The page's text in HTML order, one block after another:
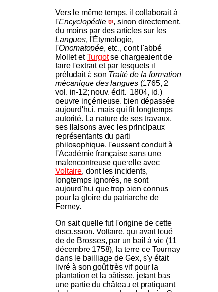
Vers le même temps, il collaborait à
l'Encyclopédie
, sinon directement,
du moins par des articles sur les
Langues, l'Étymologie,
l'Onomatopée, etc., dont l'abbé
Mollet etTurgotse chargeaient de
faire l'extrait et par lesquels il
préludait à son Traité de la formation
mécanique des langues (1765, 2
vol. in-12; nouv. édit., 1804, id.),
oeuvre ingénieuse, bien dépassée
aujourd'hui, mais qui fit longtemps
autorité. La nature de ses travaux,
ses liaisons avec les principaux
représentants du parti
philosophique, l'eussent conduit à
l'Académie française sans une
malencontreuse querelle avec
Voltaire, dont les incidents,
longtemps ignorés, ne sont
aujourd'hui que trop bien connus
pour la gloire du patriarche de
Ferney.
On sait quelle fut l'origine de cette
discussion. Voltaire, qui avait loué
de de Brosses, par un bail à vie (11
décembre 1758), la terre de Tournay
dans le bailliage de Gex, s'y était
livré à son goût très vif pour la
plantation et la bâtisse, jetant bas
une partie du château et pratiquant